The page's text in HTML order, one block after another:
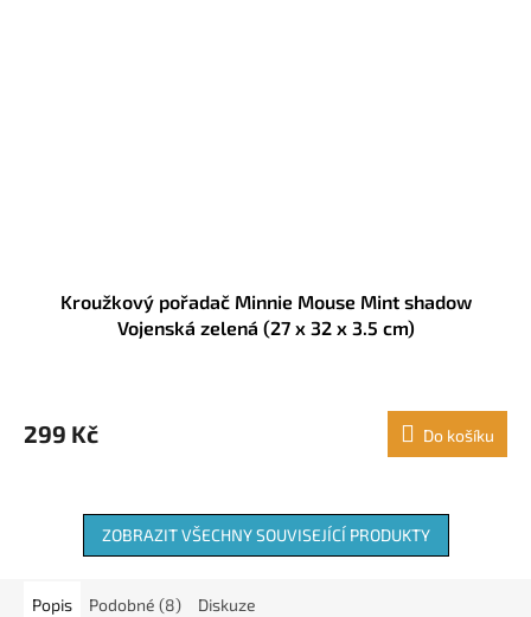
Kroužkový pořadač Minnie Mouse Mint shadow
Vojenská zelená (27 x 32 x 3.5 cm)
299 Kč Do košíku
ZOBRAZIT VŠECHNY SOUVISEJÍCÍ PRODUKTY
Popis Podobné (8) Diskuze